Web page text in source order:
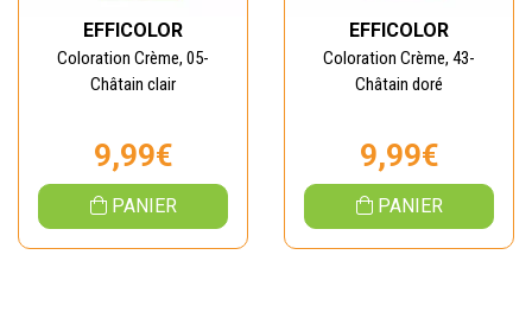
EFFICOLOR
Coloration Crème, 05-
Châtain clair
9,99€
PANIER
EFFICOLOR
Coloration Crème, 43-
Châtain doré
9,99€
PANIER